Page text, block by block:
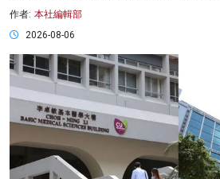
作者: 本社編輯部
2026-08-06